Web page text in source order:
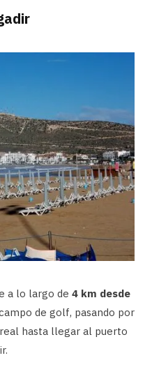
a lo largo de 4 km desde
de golf, pasando por
hasta llegar al puerto